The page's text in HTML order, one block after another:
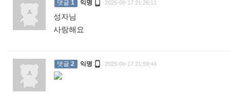
댓글 1 익명  2025-06-17 21:26:11
성자님
사랑해요
댓글 2 익명  2025-06-17 21:59:44